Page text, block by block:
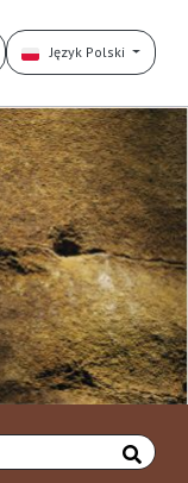
Język Polski